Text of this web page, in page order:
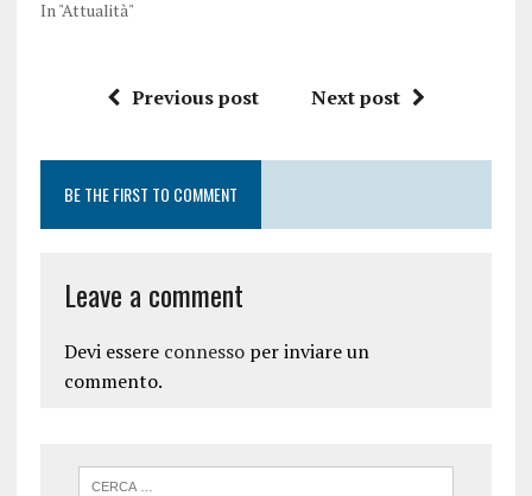
In "Attualità"
Previous post Next post
BE THE FIRST TO COMMENT
Leave a comment
Devi essere connessoper inviare un
commento.